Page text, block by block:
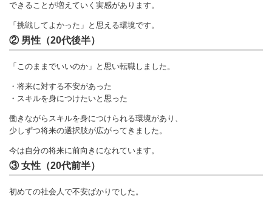
できることが増えていく実感があります。
「挑戦してよかった」と思える環境です。
② 男性（20代後半）
「このままでいいのか」と思い転職しました。
・将来に対する不安があった
・スキルを身につけたいと思った
働きながらスキルを身につけられる環境があり、
少しずつ将来の選択肢が広がってきました。
今は自分の将来に前向きになれています。
③ 女性（20代前半）
初めての社会人で不安ばかりでした。